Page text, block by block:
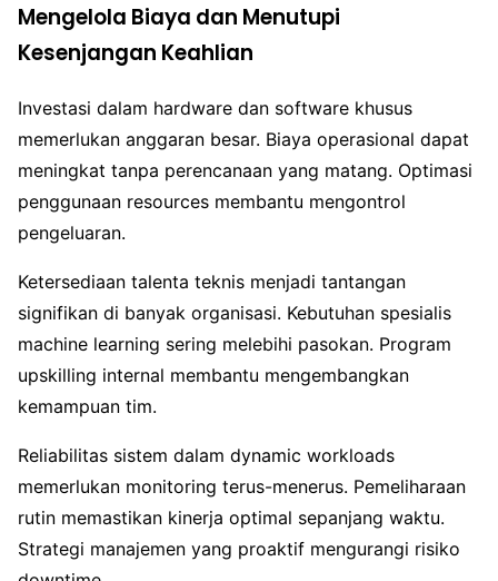
Mengelola Biaya dan Menutupi
Kesenjangan Keahlian
Investasi dalam hardware dan software khusus
memerlukan anggaran besar. Biaya operasional dapat
meningkat tanpa perencanaan yang matang. Optimasi
penggunaan resources membantu mengontrol
pengeluaran.
Ketersediaan talenta teknis menjadi tantangan
signifikan di banyak organisasi. Kebutuhan spesialis
machine learning sering melebihi pasokan. Program
upskilling internal membantu mengembangkan
kemampuan tim.
Reliabilitas sistem dalam dynamic workloads
memerlukan monitoring terus-menerus. Pemeliharaan
rutin memastikan kinerja optimal sepanjang waktu.
Strategi manajemen yang proaktif mengurangi risiko